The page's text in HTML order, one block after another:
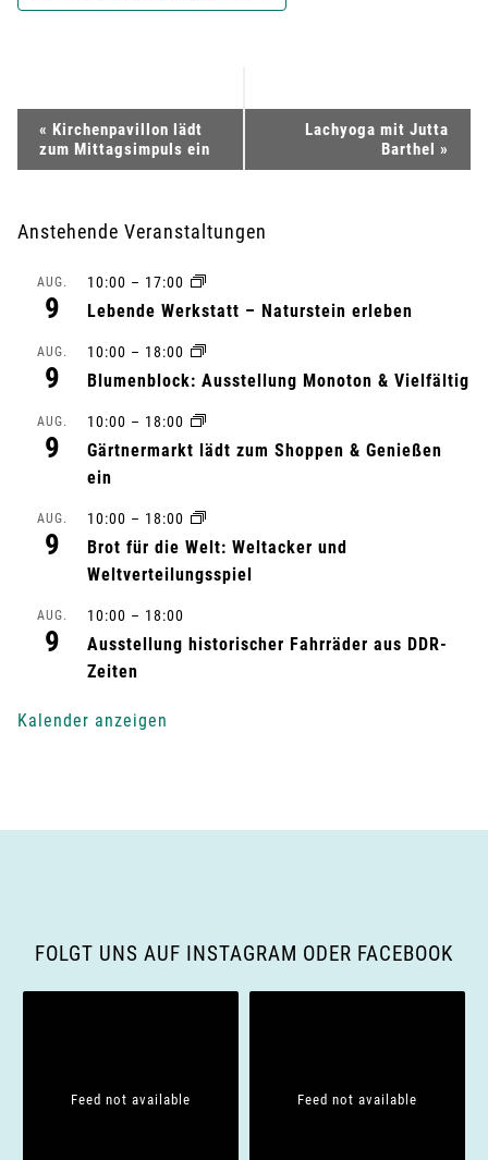
e
r
-
a
« Kirchenpavillon lädt
zum Mittagsimpuls ein
Lachyoga mit Jutta
Barthel »
Anstehende Veranstaltungen
AUG.
9
10:00 – 17:00
Lebende Werkstatt – Naturstein erleben
AUG.
9
10:00 – 18:00
Blumenblock: Ausstellung Monoton & Vielfältig
AUG.
9
10:00 – 18:00
Gärtnermarkt lädt zum Shoppen & Genießen
ein
AUG.
9
10:00 – 18:00
Brot für die Welt: Weltacker und
Weltverteilungsspiel
AUG.
9
10:00 – 18:00
Ausstellung historischer Fahrräder aus DDR-
Zeiten
Kalender anzeigen
FOLGT UNS AUF INSTAGRAM ODER FACEBOOK
Feed not available Feed not available